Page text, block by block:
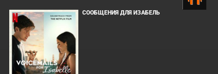
СООБЩЕНИЯ ДЛЯ ИЗАБЕЛЬ